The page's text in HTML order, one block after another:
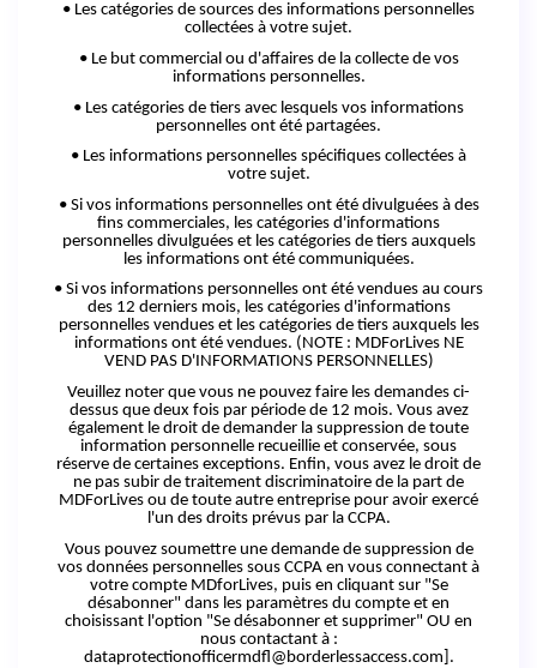
• Les catégories de sources des informations personnelles
collectées à votre sujet.
• Le but commercial ou d'affaires de la collecte de vos
informations personnelles.
• Les catégories de tiers avec lesquels vos informations
personnelles ont été partagées.
• Les informations personnelles spécifiques collectées à
votre sujet.
• Si vos informations personnelles ont été divulguées à des
fins commerciales, les catégories d'informations
personnelles divulguées etles catégories de tiers auxquels
les informations ont été communiquées.
• Si vos informations personnelles ont été vendues au cours
des 12 derniers mois, les catégories d'informations
personnelles vendues etles catégories de tiers auxquels les
informations ont été vendues. (NOTE : MDForLives NE
VEND PAS D'INFORMATIONS PERSONNELLES)
Veuillez noter que vous ne pouvez faire les demandes ci-
dessus que deux fois par période de 12 mois. Vous avez
également le droit de demander la suppression de toute
information personnelle recueillie et conservée, sous
réserve de certaines exceptions. Enfin, vous avez le droit de
ne pas subir de traitement discriminatoire de la part de
MDForLives ou de toute autre entreprise pour avoir exercé
l'un des droits prévus par la CCPA.
Vous pouvez soumettre une demande de suppression de
vos données personnelles sous CCPA en vous connectant à
votre compte MDforLives, puis en cliquant sur "Se
désabonner" dans les paramètres du compte et en
choisissant l'option "Se désabonner et supprimer" OU en
nous contactant à :
dataprotectionofficermdfl@borderlessaccess.com].